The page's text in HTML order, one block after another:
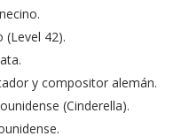
(Level 42).
y compositor alemán.
(Cinderella).